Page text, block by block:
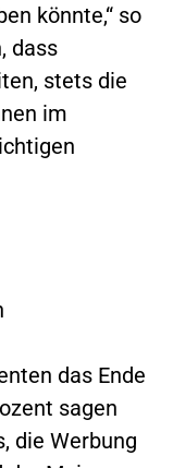
könnte,“ so
dass
stets die
im
das Ende
sagen
die Werbung